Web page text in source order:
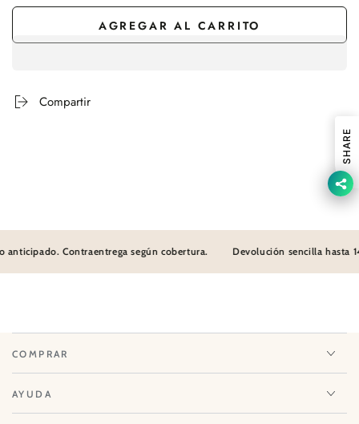
AGREGAR AL CARRITO
Compartir
Contraentrega según cobertura. Devolución sencilla hasta
COMPRAR
AYUDA
SHARE